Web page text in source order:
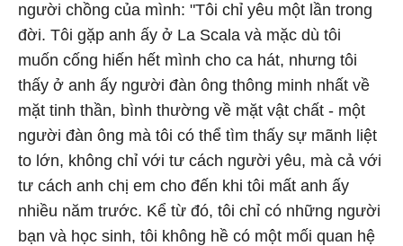
người chồng của mình: "Tôi chỉ yêu một lần trong
đời. Tôi gặp anh ấy ở La Scala và mặc dù tôi
muốn cống hiến hết mình cho ca hát, nhưng tôi
thấy ở anh ấy người đàn ông thông minh nhất về
mặt tinh thần, bình thường về mặt vật chất - một
người đàn ông mà tôi có thể tìm thấy sự mãnh liệt
to lớn, không chỉ với tư cách người yêu, mà cả với
tư cách anh chị em cho đến khi tôi mất anh ấy
nhiều năm trước. Kể từ đó, tôi chỉ có những người
bạn và học sinh, tôi không hề có một mối quan hệ